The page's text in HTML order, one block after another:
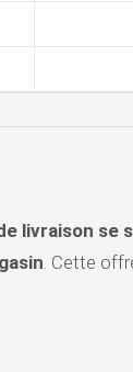
livraison se
. Cette